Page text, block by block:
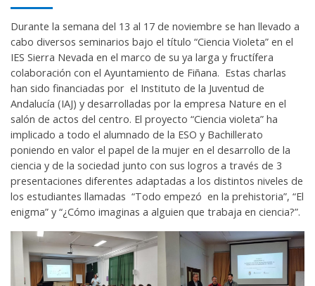
Durante la semana del 13 al 17 de noviembre se han llevado a
cabo diversos seminarios bajo el título “Ciencia Violeta” en el
IES Sierra Nevada en el marco de su ya larga y fructífera
colaboración con el Ayuntamiento de Fiñana. Estas charlas
han sido financiadas por el Instituto de la Juventud de
Andalucía (IAJ) y desarrolladas por la empresa Nature en el
salón de actos del centro. El proyecto “Ciencia violeta” ha
implicado a todo el alumnado de la ESO y Bachillerato
poniendo en valor el papel de la mujer en el desarrollo de la
ciencia y de la sociedad junto con sus logros a través de 3
presentaciones diferentes adaptadas a los distintos niveles de
los estudiantes llamadas “Todo empezó en la prehistoria”, “El
enigma” y “¿Cómo imaginas a alguien que trabaja en ciencia?”.